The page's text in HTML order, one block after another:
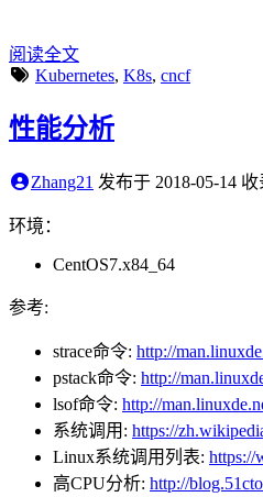
阅读全文
Kubernetes, K8s, cncf
性能分析
Zhang21 发布于 2018-05-14 收
环境：
CentOS7.x84_64
参考:
strace命令: http://
pstack命令: http://
lsof命令: http://
系统调用: https://
Linux系统调用列表: https://
高CPU分析: http://